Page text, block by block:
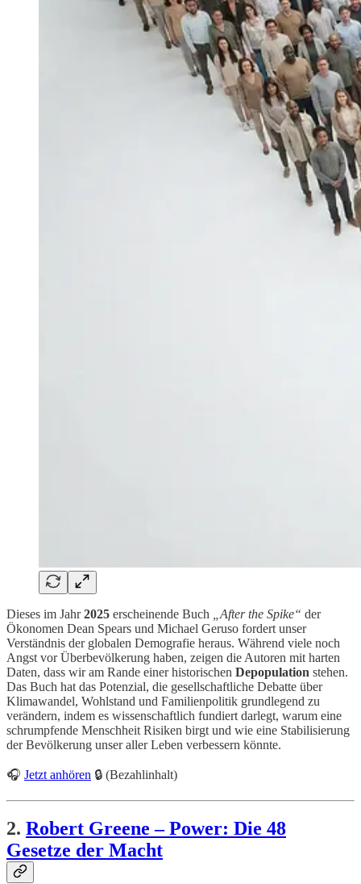
Dieses im Jahr2025 erscheinende Buch „After the Spike“ der
Ökonomen Dean Spears und Michael Geruso fordert unser
Verständnis der globalen Demografie heraus. Während viele noch
Angst vor Überbevölkerung haben, zeigen die Autoren mit harten
Daten, dass wir am Rande einer historischen Depopulation stehen.
Das Buch hat das Potenzial, die gesellschaftliche Debatte über
Klimawandel, Wohlstand und Familienpolitik grundlegend zu
verändern, indem es wissenschaftlich fundiert darlegt, warum eine
schrumpfende Menschheit Risiken birgt und wie eine Stabilisierung
der Bevölkerung unser aller Leben verbessern könnte.
🎧 Jetzt anhören 🔒 (Bezahlinhalt)
2. Robert Greene – Power: Die 48
Gesetze der Macht